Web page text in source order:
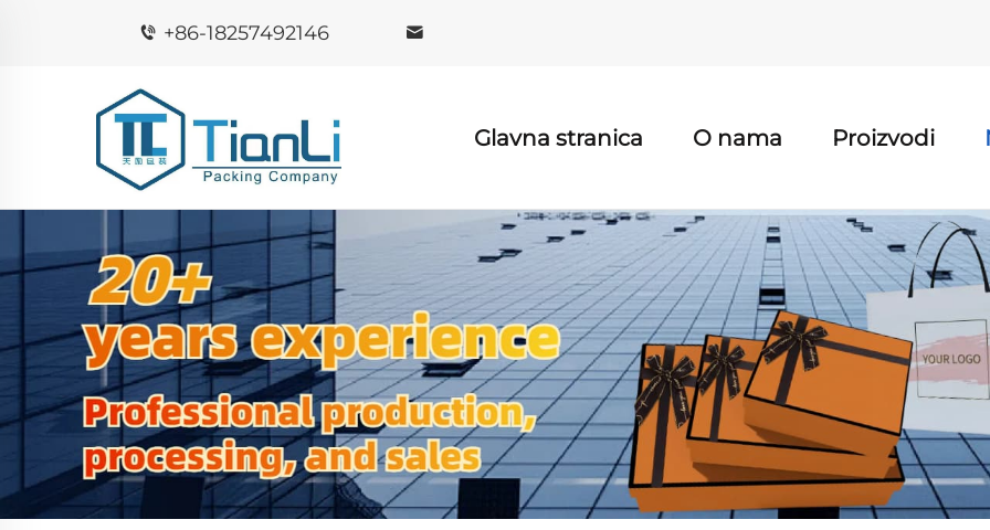
+86-18257492146
Glavna stranica O nama Proizvodi